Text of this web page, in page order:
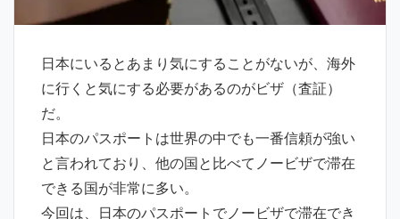
日本にいるとあまり気にすることがないが、海外
に行くと気にする必要があるのがビザ（査証）
だ。
日本のパスポートは世界の中でも一番信頼が強い
と言われており、他の国と比べてノービザで滞在
できる国が非常に多い。
今回は、日本のパスポートでノービザで滞在でき